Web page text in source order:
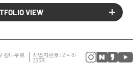
VIEW
광나루로
사업자번호 : 214-81-
33375